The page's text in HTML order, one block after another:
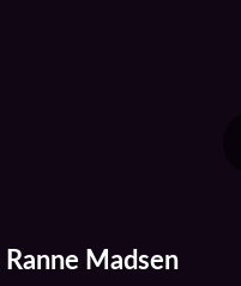
Ranne Madsen